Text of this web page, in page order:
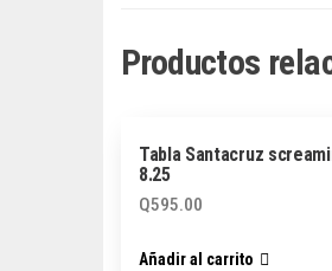
Productos
Tabla Santacruz
8.25
Q595.00
Añadir al carrito